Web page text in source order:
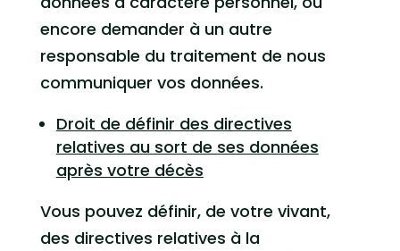
encore demander à un autre
responsable du traitement de nous
communiquer vos données.
Droit de définir des directives
relatives au sort de ses données
après votre décès
Vous pouvez définir, de votre vivant,
des directives relatives à la